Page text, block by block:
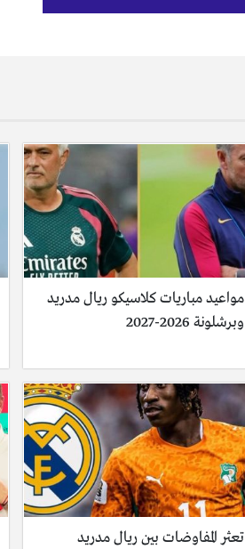
مواعيد مباريات كلاسيكو ريال مدريد
وبرشلونة 2026-2027
تعثر المفاوضات بين ريال مدريد